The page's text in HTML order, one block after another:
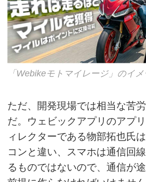
「Webikeモトマイレージ」のイ
ただ、開発現場では相当な苦
だ。ウェビックアプリのアプ
ィレクターである物部拓也氏
コンと違い、スマホは通信回
るものではないので、通信が